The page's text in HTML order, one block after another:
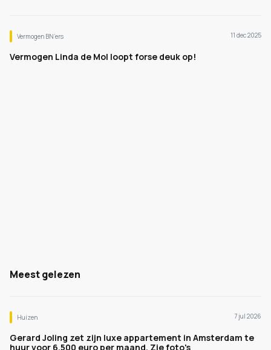
Vermogen BN’ers 11 dec 2025
Vermogen Linda de Mol loopt forse deuk op!
Meest gelezen
Huizen 7 jul 2026
Gerard Joling zet zijn luxe appartement in Amsterdam te
huur voor 6.500 euro per maand. Zie foto's